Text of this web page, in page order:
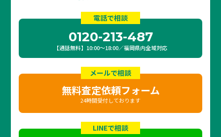
電話で相談
0120-213-487
【通話無料】10:00〜18:00／福岡県内全域対応
メールで相談
無料査定依頼フォーム
24時間受付しております
LINEで相談